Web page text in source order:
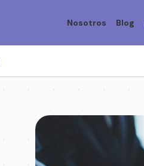
Nosotros Blog